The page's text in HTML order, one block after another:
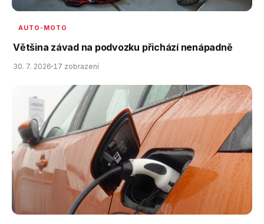
AUTO-MOTO
Většina závad na podvozku přichází nenápadně
30. 7. 2026 17 zobrazení